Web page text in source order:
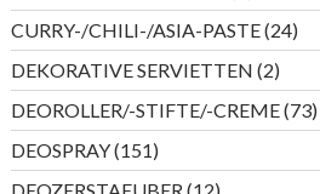
Produkt
CURRY-/CHILI-/ASIA-PASTE 2424
DEKORATIVE SERVIETTEN 22
DEOROLLER/-STIFTE/-CREME 7373
DEOSPRAY 151151
Produkte
12